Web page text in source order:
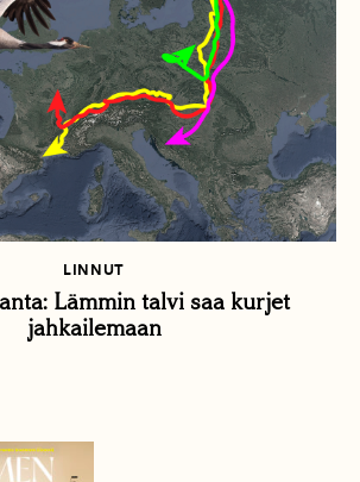
LINNUT
Lämmin talvi saa kurjet
jahkailemaan